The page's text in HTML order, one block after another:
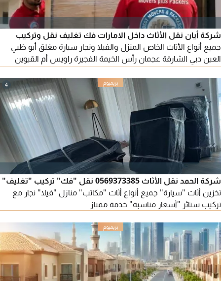
شركة أيان نقل الأثاث داخل الامارات فك تغليف نقل وتركيب
جميع أنواع الأثاث الخاص المنزل والفيلا ونجار سيارة مغلق أبو ظبي
العين دبي الشارقة عجمان رأس الخيمة الفجيرة راويس أم القيوين
4
شركة الحمد نقل الأثاث 0569373385 نقل "فك" تركيب "تغليف"
تخزين أثاث "سيارة" جميع أنواع أثاث "مكاتب" منازل "فيلا" نجار مع
تركيب ستائر "أسعار مناسبة" خدمة ممتاز